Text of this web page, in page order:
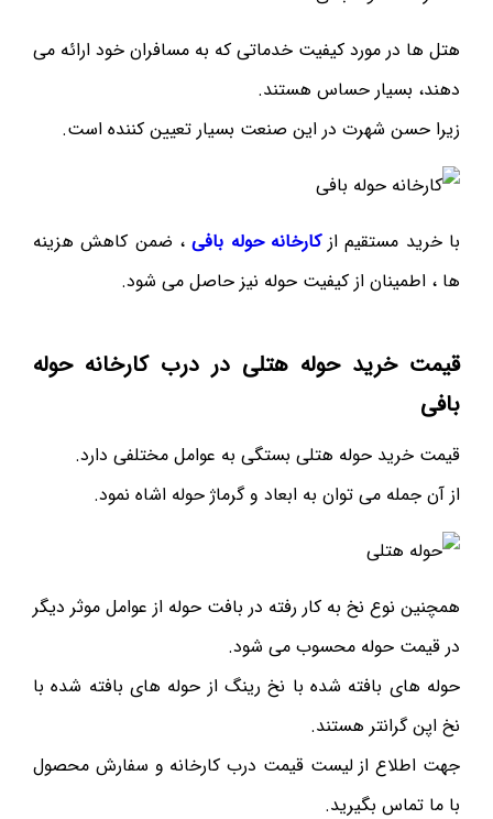
هتل ها در مورد کیفیت خدماتی که به مسافران خود ارائه می
دهند، بسیار حساس هستند.
زیرا حسن شهرت در این صنعت بسیار تعیین کننده است.
با خرید مستقیم ازکارخانه حوله بافی، ضمن کاهش هزینه
ها ، اطمینان از کیفیت حوله نیز حاصل می شود.
قیمت خرید حوله هتلی در درب کارخانه حوله
بافی
قیمت خرید حوله هتلی بستگی به عوامل مختلفی دارد.
از آن جمله می توان به ابعاد و گرماژ حوله اشاه نمود.
همچنین نوع نخ به کار رفته در بافت حوله از عوامل موثر دیگر
در قیمت حوله محسوب می شود.
حوله های بافته شده با نخ رینگ از حوله های بافته شده با
نخ اپن گرانتر هستند.
جهت اطلاع از لیست قیمت درب کارخانه و سفارش محصول
با ما تماس بگیرید.